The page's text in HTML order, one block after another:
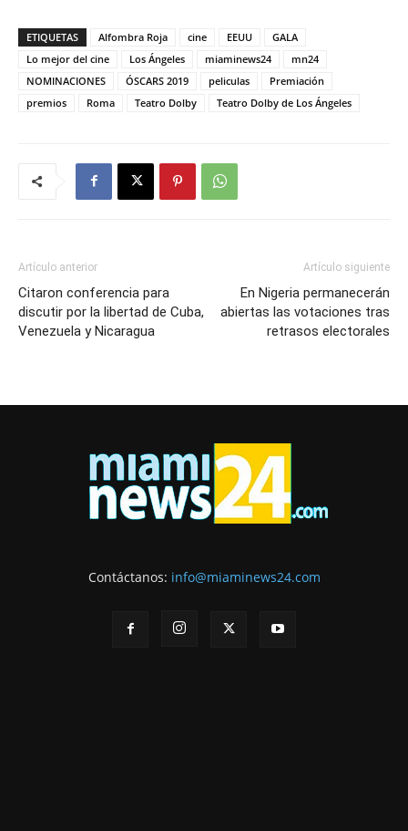
ETIQUETAS Alfombra Roja cine EEUU
GALA
Lo mejor del cine
Los Ángeles miaminews24
mn24
NOMINACIONES
ÓSCARS 2019 peliculas
Premiación
premios
Roma Teatro Dolby Teatro Dolby de Los Ángeles
Artículo anterior
Citaron conferencia para
discutir por la libertad de Cuba,
Venezuela y Nicaragua
Artículo siguiente
En Nigeria permanecerán
abiertas las votaciones tras
retrasos electorales
Contáctanos: info@miaminews24.com